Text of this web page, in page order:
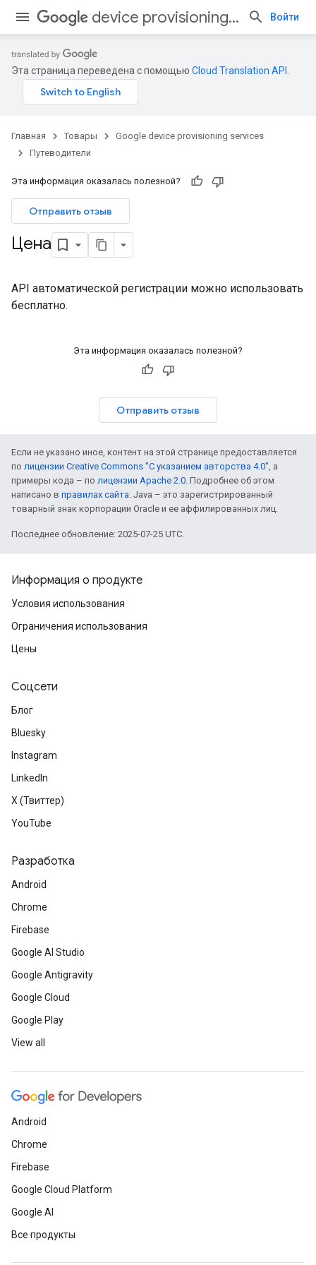
device provisioning services Войти
Эта страница переведена с помощью Cloud Translation API
Главная Товары
Google device provisioning services
Путеводители
Эта информация оказалась полезной?
Отправить отзыв
Цена
API автоматической регистрации можно использовать
бесплатно.
Эта информация оказалась полезной?
Отправить отзыв
Если не указано иное, контент на этой странице предоставляется
по лицензии Creative Commons "С указанием авторства 4.0", а
примеры кода – по лицензии Apache 2.0. Подробнее об этом
написано в правилах сайта. Java – это зарегистрированный
товарный знак корпорации Oracle и ее аффилированных лиц.
Последнее обновление: 2025-07-25 UTC.
Информация о продукте
Условия использования
Ограничения использования
Цены
Соцсети
Блог
Bluesky
Instagram
LinkedIn
X (Твиттер)
YouTube
Разработка
Android
Chrome
Firebase
Google AI Studio
Google Antigravity
Google Cloud
Google Play
View all
Android
Chrome
Firebase
Google Cloud Platform
Google AI
Все продукты